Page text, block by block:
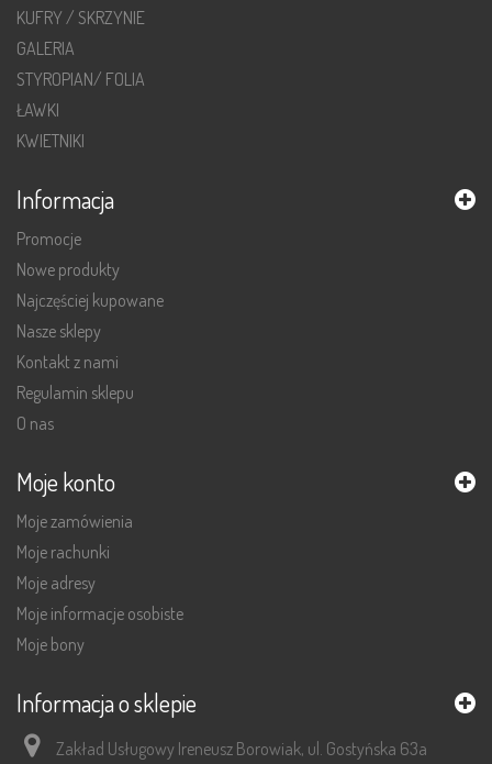
KUFRY / SKRZYNIE
GALERIA
STYROPIAN/ FOLIA
ŁAWKI
KWIETNIKI
Informacja
Promocje
Nowe produkty
Najczęściej kupowane
Nasze sklepy
Kontakt z nami
Regulamin sklepu
O nas
Moje konto
Moje zamówienia
Moje rachunki
Moje adresy
Moje informacje osobiste
Moje bony
Informacja o sklepie
Zakład Usługowy Ireneusz Borowiak, ul. Gostyńska 63a